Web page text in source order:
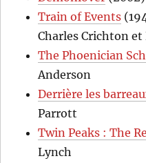
Train of Events
Charles Crichton et
The Phoenician
Anderson
Derrière les
Parrott
Twin Peaks : The
Lynch